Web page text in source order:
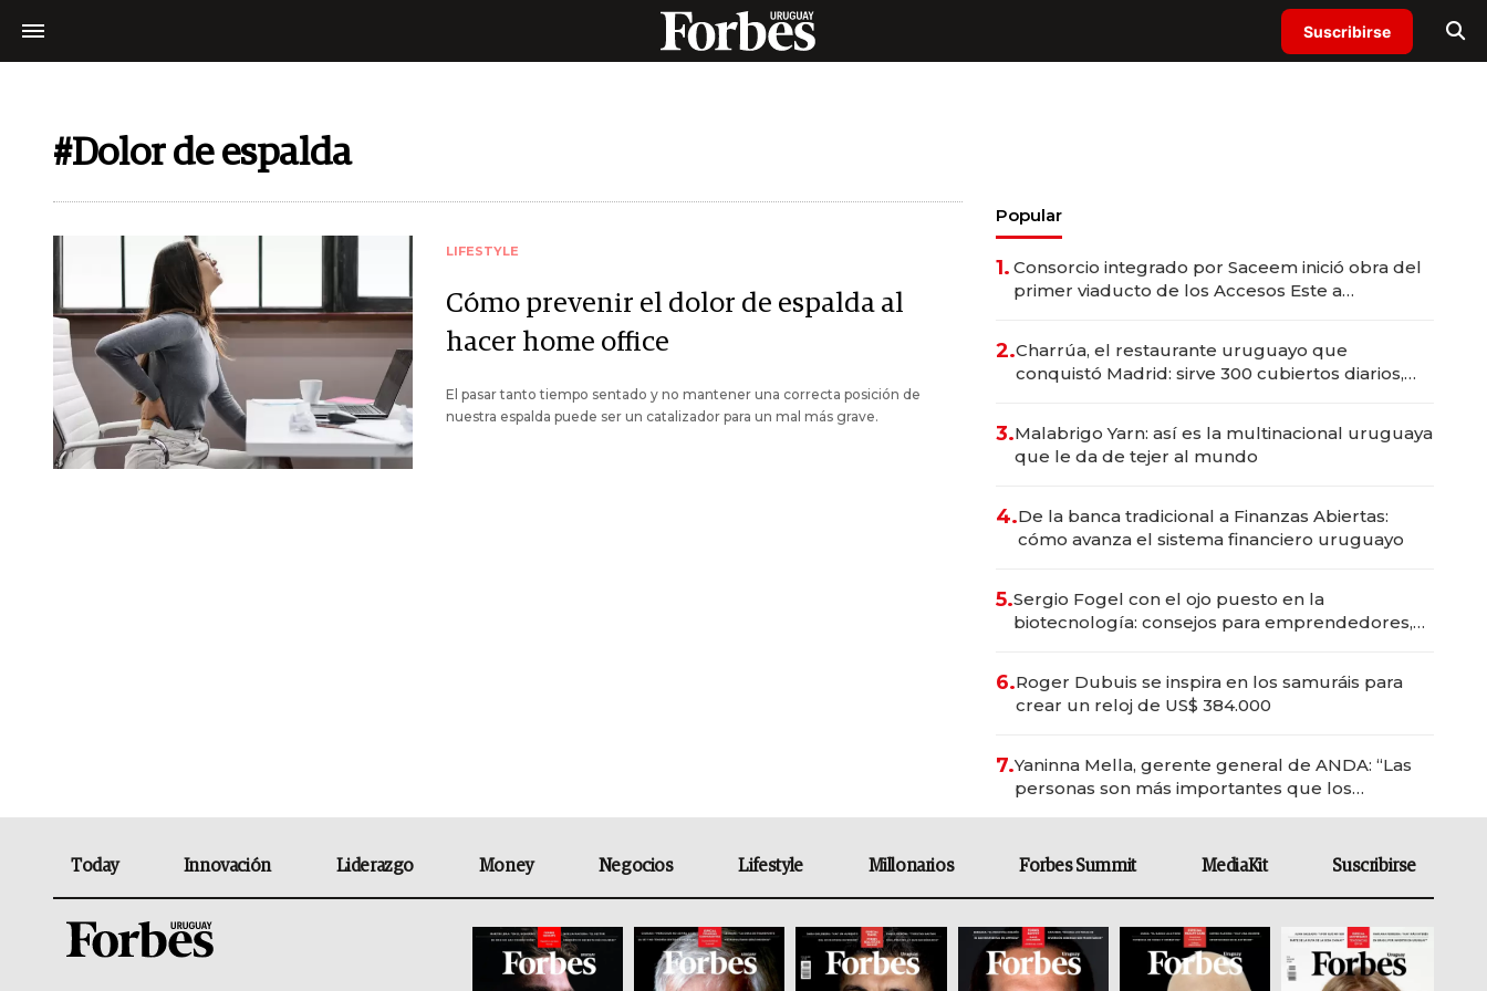
Suscribirse
#Dolor de espalda
LIFESTYLE
Cómo prevenir el dolor de espalda al
hacer home office
El pasar tanto tiempo sentado y no mantener una correcta posición de
nuestra espalda puede ser un catalizador para un mal más grave.
Popular
1. Consorcio integrado por Saceem inició obra del
primer viaducto de los Accesos Este a
2.Charrúa, el restaurante uruguayo que
conquistó Madrid: sirve 300 cubiertos diarios,
3.Malabrigo Yarn: así es la multinacional uruguaya
que le da de tejer al mundo
4.De la banca tradicional a Finanzas Abiertas:
cómo avanza el sistema financiero uruguayo
5.Sergio Fogel con el ojo puesto en la
biotecnología: consejos para emprendedores,
6.Roger Dubuis se inspira en los samuráis para
crear un reloj de US$ 384.000
7.Yaninna Mella, gerente general de ANDA: “Las
personas son más importantes que los
Today Innovación Liderazgo Money Negocios Lifestyle Millonarios Forbes Summit MediaKit Suscribirse